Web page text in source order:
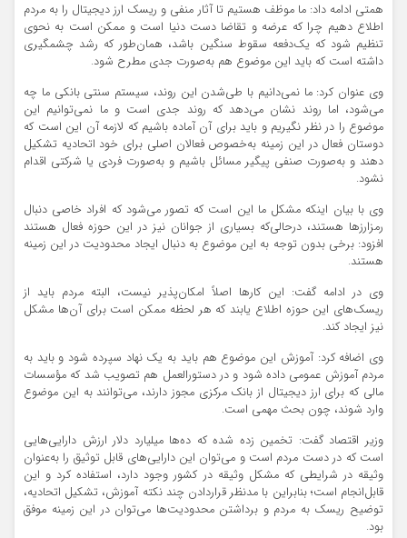
همتی ادامه داد: ما موظف هستیم تا آثار منفی و ریسک ارز دیجیتال را به مردم
اطلاع دهیم چرا که عرضه و تقاضا دست دنیا است و ممکن است به نحوی
تنظیم شود که یک‌دفعه سقوط سنگین باشد، همان‌طور که رشد چشمگیری
داشته است که باید این موضوع هم به‌صورت جدی مطرح شود.
وی عنوان کرد: ما نمی‌دانیم با طی‌شدن این روند، سیستم سنتی بانکی ما چه
می‌شود، اما روند نشان می‌دهد که روند جدی است و ما نمی‌توانیم این
موضوع را در نظر نگیریم و باید برای آن آماده باشیم که لازمه آن این است که
دوستان فعال در این زمینه به‌خصوص فعالان اصلی برای خود اتحادیه تشکیل
دهند و به‌صورت صنفی پیگیر مسائل باشیم و به‌صورت فردی یا شرکتی اقدام
نشود.
وی با بیان اینکه مشکل ما این است که تصور می‌شود که افراد خاصی دنبال
رمزارزها هستند، درحالی‌که بسیاری از جوانان نیز در این حوزه فعال هستند
افزود: برخی بدون توجه به این موضوع به دنبال ایجاد محدودیت در این زمینه
هستند.
وی در ادامه گفت: این کارها اصلاً امکان‌پذیر نیست، البته مردم باید از
ریسک‌های این حوزه اطلاع یابند که هر لحظه ممکن است برای آن‌ها مشکل
نیز ایجاد کند.
وی اضافه کرد: آموزش این موضوع هم باید به یک نهاد سپرده شود و باید به
مردم آموزش عمومی داده شود و در دستورالعمل هم تصویب شد که مؤسسات
مالی که برای ارز دیجیتال از بانک مرکزی مجوز دارند، می‌توانند به این موضوع
وارد شوند، چون بحث مهمی است.
وزیر اقتصاد گفت: تخمین زده شده که ده‌ها میلیارد دلار ارزش دارایی‌هایی
است که در دست مردم است و می‌توان این دارایی‌های قابل توثیق را به‌عنوان
وثیقه در شرایطی که مشکل وثیقه در کشور وجود دارد، استفاده کرد و این
قابل‌انجام است؛ بنابراین با مدنظر قراردادن چند نکته آموزش، تشکیل اتحادیه،
توضیح ریسک به مردم و برداشتن محدودیت‌ها می‌توان در این زمینه موفق
بود.